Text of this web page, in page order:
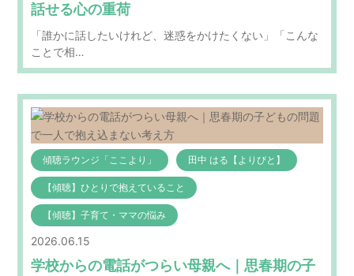
話せる心の重荷
「誰かに話したいけれど、迷惑をかけたくない」「こんな
ことで相…
傾聴ラウンジ「ここより」 田中 はる【よりびと】
【傾聴】ひとりで抱えていること
【傾聴】子育て・ママの悩み
2026.06.15
学校からの電話がつらい母親へ｜思春期の子